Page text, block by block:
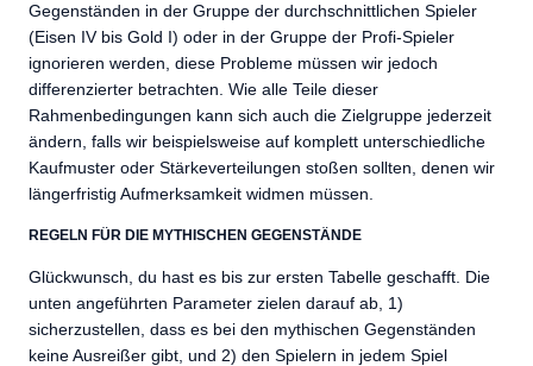
Gegenständen in der Gruppe der durchschnittlichen Spieler
(Eisen IV bis Gold I) oder in der Gruppe der Profi-Spieler
ignorieren werden, diese Probleme müssen wir jedoch
differenzierter betrachten. Wie alle Teile dieser
Rahmenbedingungen kann sich auch die Zielgruppe jederzeit
ändern, falls wir beispielsweise auf komplett unterschiedliche
Kaufmuster oder Stärkeverteilungen stoßen sollten, denen wir
längerfristig Aufmerksamkeit widmen müssen.
REGELN FÜR DIE MYTHISCHEN GEGENSTÄNDE
Glückwunsch, du hast es bis zur ersten Tabelle geschafft. Die
unten angeführten Parameter zielen darauf ab, 1)
sicherzustellen, dass es bei den mythischen Gegenständen
keine Ausreißer gibt, und 2) den Spielern in jedem Spiel